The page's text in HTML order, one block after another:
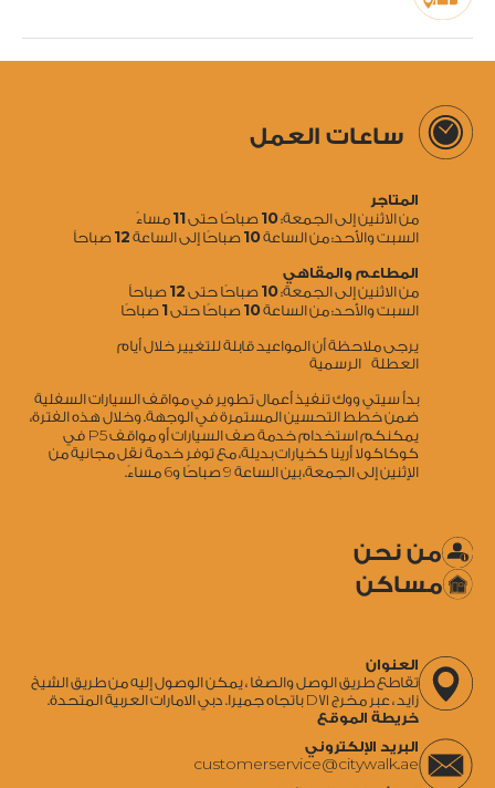
ساعات العمل
المتاجر
من الاثنين إلى الجمعة:10 صباحًا حتى11 مساءً
السبت والأحد: من الساعة10 صباحًا إلى الساعة 12 صباحاً
المطاعم والمقاهي
من الاثنين إلى الجمعة:10 صباحًا حتى 12 صباحاً
السبت والأحد: من الساعة10 صباحًا حتى1 صباحًا
يرجى ملاحظة أن المواعيد قابلة للتغيير خلال أيام
العطلة الرسمية
بدأ سيتي ووك تنفيذ أعمال تطوير في مواقف السيارات السفلية
ضمن خطط التحسين المستمرة في الوجهة. وخلال هذه الفترة،
يمكنكم استخدام خدمة صف السيارات أو مواقف P5
في
كوكاكولا أرينا كخيارات بديلة، مع توفر خدمة نقل مجانية من
الإثنين إلى الجمعة، بين الساعة 9صباحًا و6 مساءً.
من نحن
مساكن
العنوان
تقاطع طريق الوصل والصفا ، يمكن الوصول إليه من طريق الشيخ
زايد ، عبر مخرج D71 باتجاه جميرا. دبي الامارات العربية المتحدة.
خريطة الموقع
البريد الإلكتروني
‍customerservice@citywalk.ae